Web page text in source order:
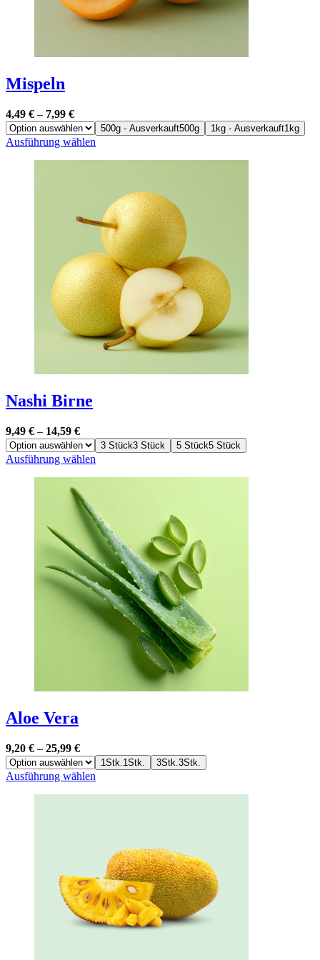
Mispeln
4,49 € – 7,99 €
500g - Ausverkauft500g 1kg - Ausverkauft1kg
Ausführung wählen
Varianten
auf.
Die
Optionen
können
auf
der
Produktseite
gewählt
werden
Nashi Birne
9,49 € – 14,59 €
3 Stück3 Stück 5 Stück5 Stück
Ausführung wählen
Varianten
auf.
Die
Optionen
können
auf
der
Produktseite
gewählt
werden
Aloe Vera
9,20 € – 25,99 €
1Stk. 1Stk. 3Stk. 3Stk.
Ausführung wählen
Optionen
können
auf
der
Produktseite
gewählt